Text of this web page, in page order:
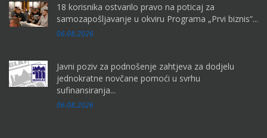
18 korisnika ostvarilo pravo na poticaj za
samozapošljavanje u okviru Programa „Prvi biznis“...
06.08.2026
Javni poziv za podnošenje zahtjeva za dodjelu
jednokratne novčane pomoći u svrhu
sufinansiranja...
06.08.2026